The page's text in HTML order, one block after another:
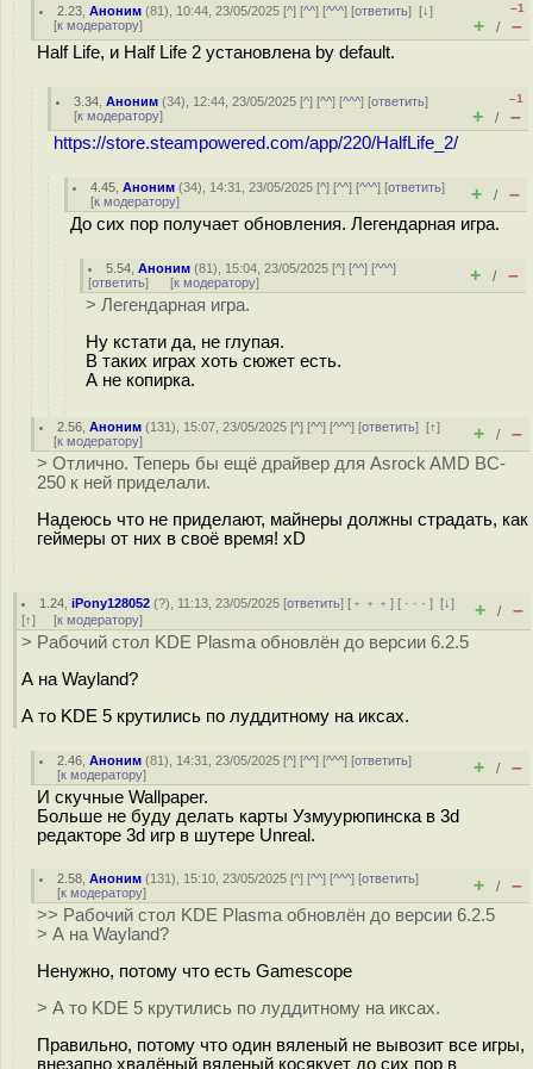
2.23 ,Аноним (81), 10:44, 23/05/2025 [^] [^^] [^^^] [ответить][↓]
[к модератору]
–1
+ / –
Half Life, и Half Life 2 установлена by default.
3.34 ,Аноним (34), 12:44, 23/05/2025 [^] [^^] [^^^] [ответить]
[к модератору]
–1
+ / –
https://store.steampowered.com/app/220/HalfLife_2/
4.45 ,Аноним (34), 14:31, 23/05/2025 [^] [^^] [^^^] [ответить]
[к модератору] + / –
До сих пор получает обновления. Легендарная игра.
5.54 ,Аноним (81), 15:04, 23/05/2025 [^] [^^] [^^^]
[ответить] [к модератору] + / –
> Легендарная игра.
Ну кстати да, не глупая.
В таких играх хоть сюжет есть.
А не копирка.
2.56 ,Аноним (131), 15:07, 23/05/2025 [^] [^^] [^^^] [ответить][↑]
[к модератору] + / –
> Отлично. Теперь бы ещё драйвер для Asrock AMD BC-
250 к ней приделали.
Надеюсь что не приделают, майнеры должны страдать, как
геймеры от них в своё время! xD
1.24 ,iPony128052 (?), 11:13, 23/05/2025 [ответить] [ ﹢﹢﹢] [ · · ·][↓]
[↑] [к модератору] + / –
> Рабочий стол KDE Plasma обновлён до версии 6.2.5
А на Wayland?
А то KDE 5 крутились по луддитному на иксах.
2.46 ,Аноним (81), 14:31, 23/05/2025 [^] [^^] [^^^] [ответить]
[к модератору] + / –
И скучные Wallpaper.
Больше не буду делать карты Узмуурюпинска в 3d
редакторе 3d игр в шутере Unreal.
2.58 ,Аноним (131), 15:10, 23/05/2025 [^] [^^] [^^^] [ответить]
[к модератору] + / –
>> Рабочий стол KDE Plasma обновлён до версии 6.2.5
> А на Wayland?
Ненужно, потому что есть Gamescope
> А то KDE 5 крутились по луддитному на иксах.
Правильно, потому что один вяленый не вывозит все игры,
внезапно хвалёный вяленый косякует до сих пор в